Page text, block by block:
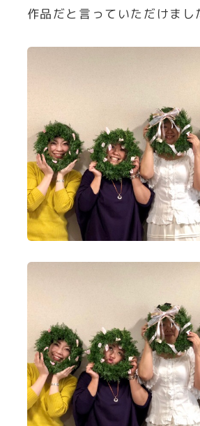
作品だと言っていただけまし